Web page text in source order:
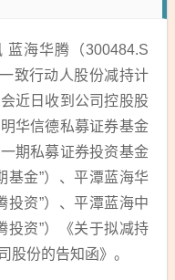
蓝海华腾（300484.S
致行动人股份减持计
近日收到公司控股股
华信德私募证券基金
期私募证券投资基金
基金”）、平潭蓝海华
投资”）、平潭蓝海中
投资”）《关于拟减持
股份的告知函》。